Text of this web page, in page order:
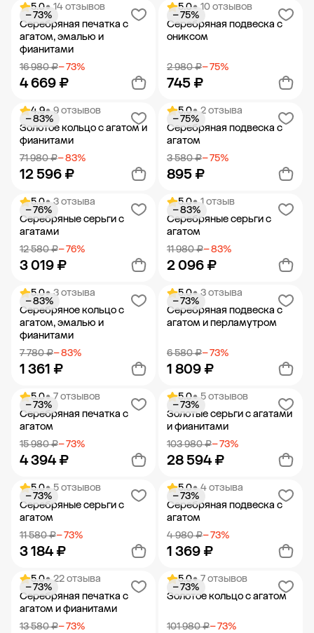
Добавить в корзину Добавить в корзину
5.0• 14 отзывов
Серебряная печатка с
агатом, эмалью и
фианитами
16 980 ₽− 73%
4 669 ₽
− 73%
Добавить в корзину
5.0• 10 отзывов
Серебряная подвеска с
ониксом
2 980 ₽− 75%
745 ₽
− 75%
Добавить в корзину
4.9• 9 отзывов
Золотое кольцо с агатом и
фианитами
71 980 ₽− 83%
12 596 ₽
− 83%
Добавить в корзину
5.0• 2 отзыва
Серебряная подвеска с
агатом
3 580 ₽− 75%
895 ₽
− 75%
Добавить в корзину
5.0• 3 отзыва
Серебряные серьги с
агатами
12 580 ₽− 76%
3 019 ₽
− 76%
Добавить в корзину
5.0• 1 отзыв
Серебряные серьги с
агатом
11 980 ₽− 83%
2 096 ₽
− 83%
Добавить в корзину
5.0• 3 отзыва
Серебряное кольцо с
агатом, эмалью и
фианитами
7 780 ₽− 83%
1 361 ₽
− 83%
Добавить в корзину
5.0• 3 отзыва
Серебряная подвеска с
агатом и перламутром
6 580 ₽− 73%
1 809 ₽
− 73%
Добавить в корзину
5.0• 7 отзывов
Серебряная печатка с
агатом
15 980 ₽− 73%
4 394 ₽
− 73%
Добавить в корзину
5.0• 5 отзывов
Золотые серьги с агатами
и фианитами
103 980 ₽− 73%
28 594 ₽
− 73%
Добавить в корзину
5.0• 5 отзывов
Серебряные серьги с
агатом
11 580 ₽− 73%
3 184 ₽
− 73%
Добавить в корзину
5.0• 4 отзыва
Серебряная подвеска с
агатом
4 980 ₽− 73%
1 369 ₽
− 73%
Добавить в корзину
5.0• 22 отзыва
Серебряная печатка с
агатом и фианитами
13 580 ₽− 73%
− 73%
5.0• 7 отзывов
Золотое кольцо с агатом
101 980 ₽− 73%
− 73%